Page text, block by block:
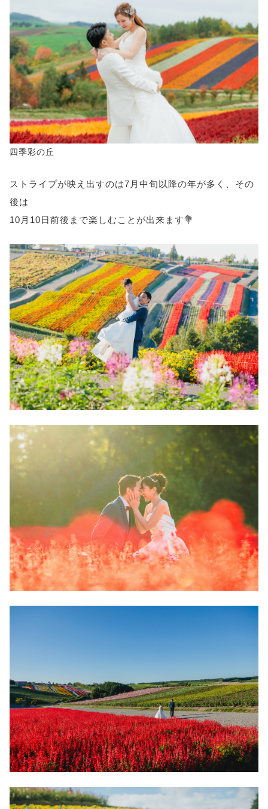
四季彩の丘
ストライプが映え出すのは7月中旬以降の年が多く、その
後は
10月10日前後まで楽しむことが出来ます💐